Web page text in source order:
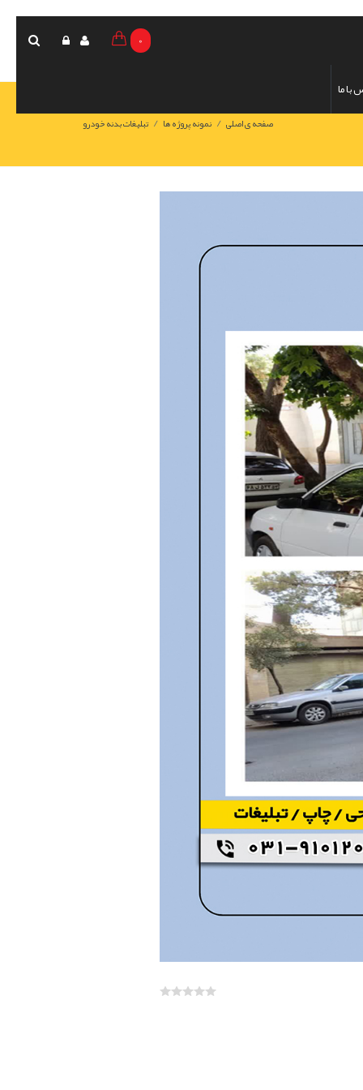
با ما
0
صفحه ی اصلی / نمونه پروژه ها /تبلیغات بدنه خودرو